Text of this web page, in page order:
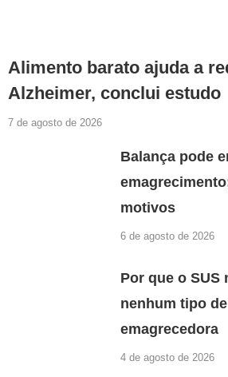
Alimento barato ajuda a
Alzheimer, conclui estudo
7 de agosto de 2026
Balança pode
motivos
6 de agosto de 2026
Por que o SUS
nenhum tipo
emagrecedora
4 de agosto de 2026